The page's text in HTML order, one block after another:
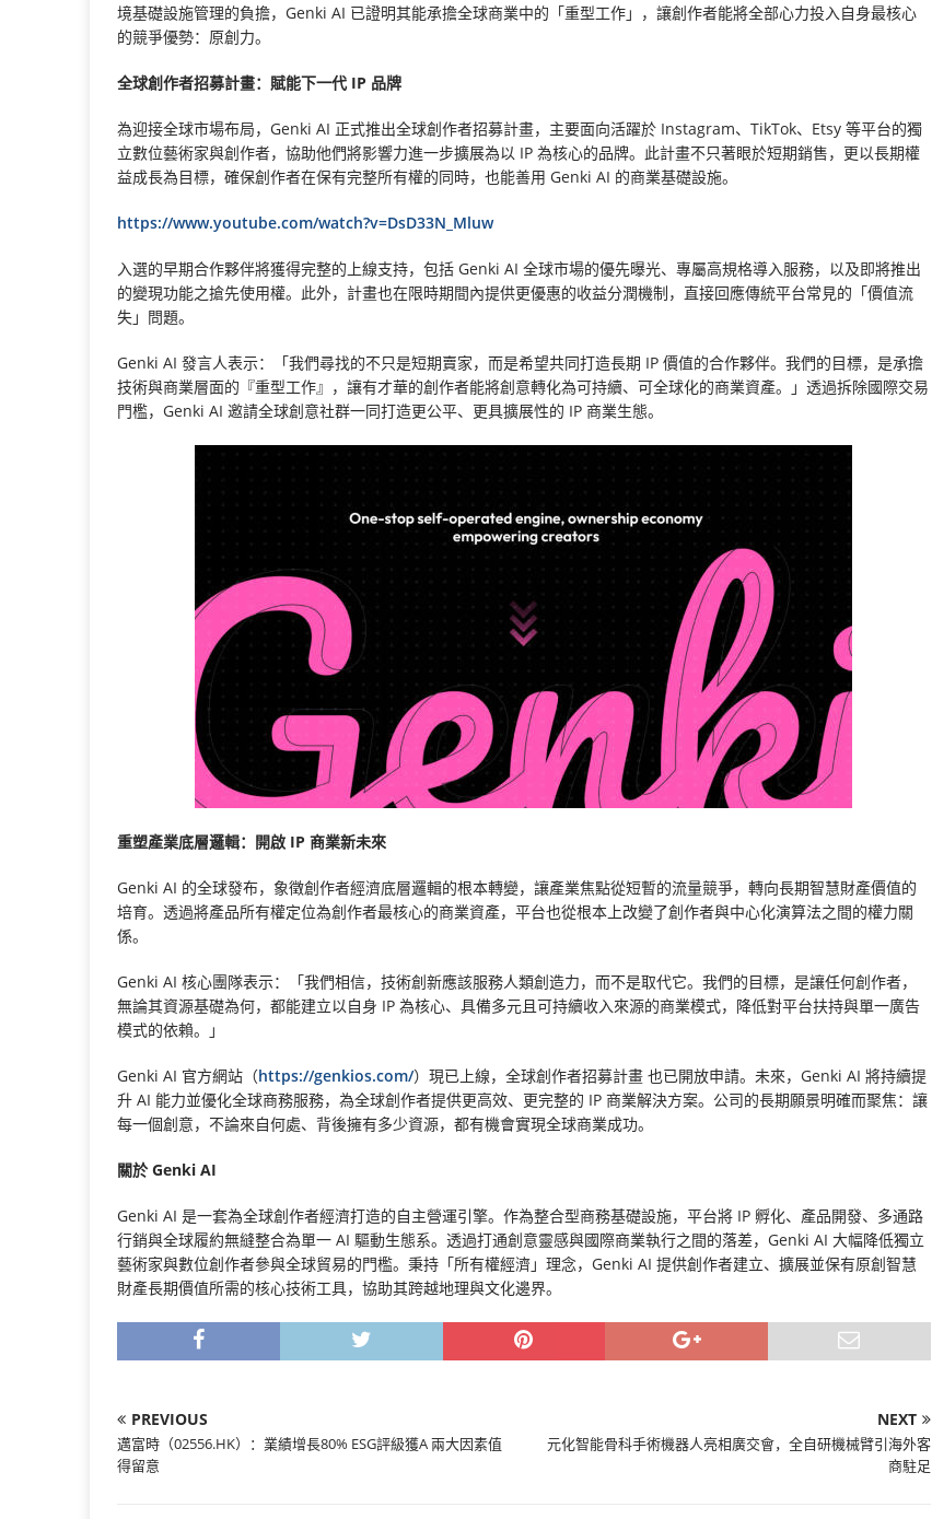
境基礎設施管理的負擔，Genki AI 已證明其能承擔全球商業中的「重型工作」，讓創作者能將全部心力投入自身最核心
的競爭優勢：原創力。
全球創作者招募計畫：賦能下一代 IP 品牌
為迎接全球市場布局，Genki AI 正式推出全球創作者招募計畫，主要面向活躍於 Instagram、TikTok、Etsy 等平台的獨
立數位藝術家與創作者，協助他們將影響力進一步擴展為以 IP 為核心的品牌。此計畫不只著眼於短期銷售，更以長期權
益成長為目標，確保創作者在保有完整所有權的同時，也能善用 Genki AI 的商業基礎設施。
https://www.youtube.com/watch?v=DsD33N_Mluw
入選的早期合作夥伴將獲得完整的上線支持，包括 Genki AI 全球市場的優先曝光、專屬高規格導入服務，以及即將推出
的變現功能之搶先使用權。此外，計畫也在限時期間內提供更優惠的收益分潤機制，直接回應傳統平台常見的「價值流
失」問題。
Genki AI 發言人表示：「我們尋找的不只是短期賣家，而是希望共同打造長期 IP 價值的合作夥伴。我們的目標，是承擔
技術與商業層面的『重型工作』，讓有才華的創作者能將創意轉化為可持續、可全球化的商業資產。」透過拆除國際交易
門檻，Genki AI 邀請全球創意社群一同打造更公平、更具擴展性的 IP 商業生態。
重塑產業底層邏輯：開啟 IP 商業新未來
Genki AI 的全球發布，象徵創作者經濟底層邏輯的根本轉變，讓產業焦點從短暫的流量競爭，轉向長期智慧財產價值的
培育。透過將產品所有權定位為創作者最核心的商業資產，平台也從根本上改變了創作者與中心化演算法之間的權力關
係。
Genki AI 核心團隊表示：「我們相信，技術創新應該服務人類創造力，而不是取代它。我們的目標，是讓任何創作者，
無論其資源基礎為何，都能建立以自身 IP 為核心、具備多元且可持續收入來源的商業模式，降低對平台扶持與單一廣告
模式的依賴。」
Genki AI 官方網站（https://genkios.com/）現已上線，全球創作者招募計畫 也已開放申請。未來，Genki AI 將持續提
升 AI 能力並優化全球商務服務，為全球創作者提供更高效、更完整的 IP 商業解決方案。公司的長期願景明確而聚焦：讓
每一個創意，不論來自何處、背後擁有多少資源，都有機會實現全球商業成功。
關於 Genki AI
Genki AI 是一套為全球創作者經濟打造的自主營運引擎。作為整合型商務基礎設施，平台將 IP 孵化、產品開發、多通路
行銷與全球履約無縫整合為單一 AI 驅動生態系。透過打通創意靈感與國際商業執行之間的落差，Genki AI 大幅降低獨立
藝術家與數位創作者參與全球貿易的門檻。秉持「所有權經濟」理念，Genki AI 提供創作者建立、擴展並保有原創智慧
財產長期價值所需的核心技術工具，協助其跨越地理與文化邊界。
PREVIOUS
邁富時（02556.HK）：業績增長80% ESG評級獲A 兩大因素值
得留意
NEXT
元化智能骨科手術機器人亮相廣交會，全自研機械臂引海外客
商駐足